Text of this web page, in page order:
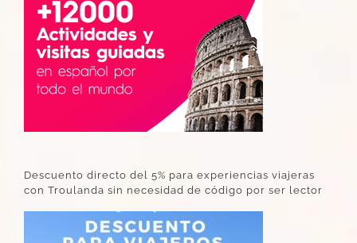
Descuento directo del 5% para experiencias viajeras
con Troulanda sin necesidad de código por ser lector